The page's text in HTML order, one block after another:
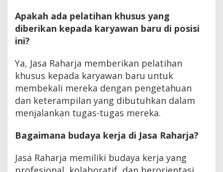
Apakah ada pelatihan khusus yang
diberikan kepada karyawan baru di posisi
ini?
Ya, Jasa Raharja memberikan pelatihan
khusus kepada karyawan baru untuk
membekali mereka dengan pengetahuan
dan keterampilan yang dibutuhkan dalam
menjalankan tugas-tugas mereka.
Bagaimana budaya kerja di Jasa Raharja?
Jasa Raharja memiliki budaya kerja yang